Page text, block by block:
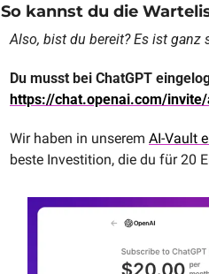
So kannst du die
Also, bist du bereit? Es ist
https://chat.openai.com/
Wir haben in unserem AI-Vault
beste Investition, die du für 20